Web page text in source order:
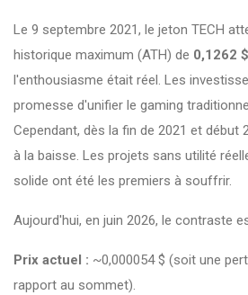
Le 9 septembre 2021, le jeton TECH
historique maximum (ATH) de 0,1262 $
l'enthousiasme était réel. Les
promesse d'unifier le gaming
Cependant, dès la fin de 2021 et début
à la baisse. Les projets sans utilité
solide ont été les premiers à souffrir.
Aujourd'hui, en juin 2026, le contraste
Prix actuel : ~0,000054 $ (soit une
rapport au sommet).